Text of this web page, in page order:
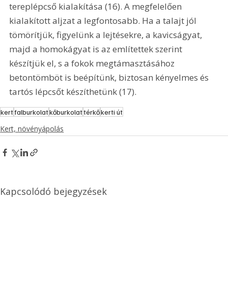
tereplépcső kialakítása (16). A megfelelően
kialakított aljzat a legfontosabb. Ha a talajt jól
tömörítjük, figyelünk a lejtésekre, a kavicságyat,
majd a homokágyat is az említettek szerint
készítjük el, s a fokok megtámasztásához
betontömböt is beépítünk, biztosan kényelmes és
tartós lépcsőt készíthetünk (17).
kertfalburkolatkőburkolattérkőkerti út
Kert, növényápolás
Kapcsolódó bejegyzések